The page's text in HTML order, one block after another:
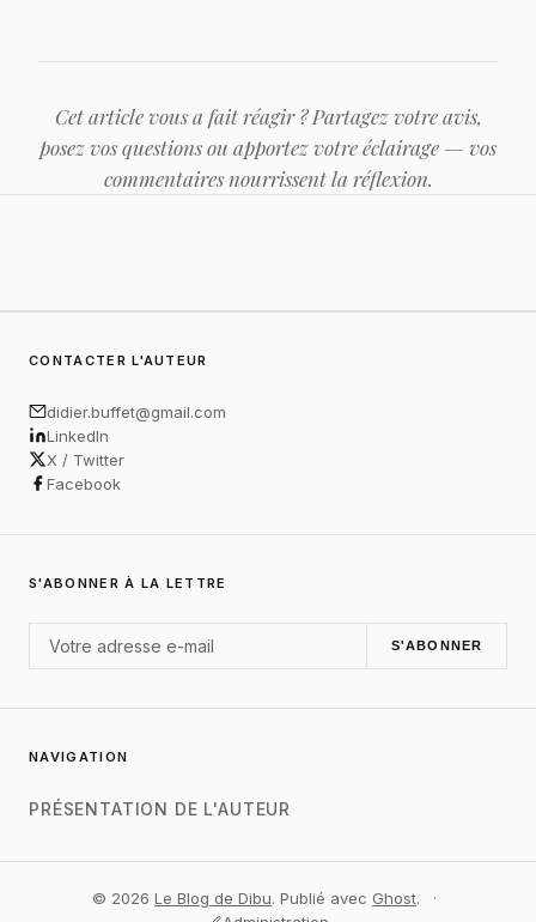
Cet article vous a fait réagir ? Partagez votre avis,
posez vos questions ou apportez votre éclairage — vos
commentaires nourrissent la réflexion.
CONTACTER L'AUTEUR
didier.buffet@gmail.com
LinkedIn
X / Twitter
Facebook
S'ABONNER À LA LETTRE
S'ABONNER
NAVIGATION
PRÉSENTATION DE L'AUTEUR
© 2026Le Blog de Dibu. Publié avec Ghost.
·